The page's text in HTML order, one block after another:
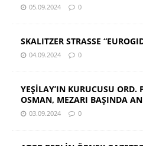
05.09.2024 0
SKALITZER STRASSE
04.09.2024 0
YEŞİLAY’IN KURUCUSU ORD.
OSMAN, MEZARI BAŞINDA
03.09.2024 0